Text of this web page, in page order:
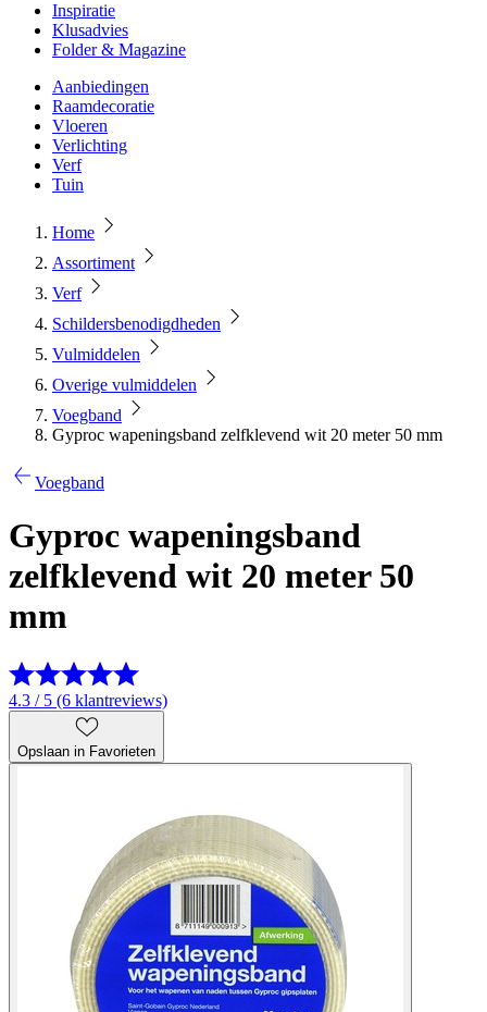
Inspiratie
Klusadvies
Folder & Magazine
Aanbiedingen
Raamdecoratie
Vloeren
Verlichting
Verf
Tuin
Home
Assortiment
Verf
Schildersbenodigdheden
Vulmiddelen
Overige vulmiddelen
Voegband
Gyproc wapeningsband zelfklevend wit 20 meter 50 mm
Voegband
Gyproc wapeningsband
zelfklevend wit 20 meter 50
mm
4.3 / 5 (6 klantreviews)
Opslaan in Favorieten